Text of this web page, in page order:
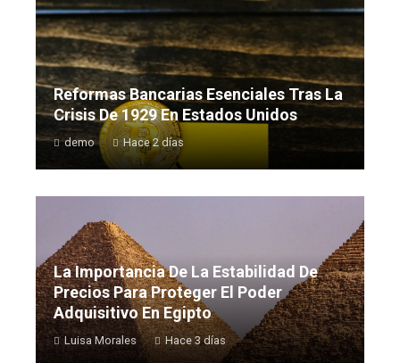
Reformas Bancarias Esenciales Tras La
Crisis De 1929 En Estados Unidos
demo Hace 2 días
La Importancia De La Estabilidad De
Precios Para Proteger El Poder
Adquisitivo En Egipto
Luisa Morales Hace 3 días